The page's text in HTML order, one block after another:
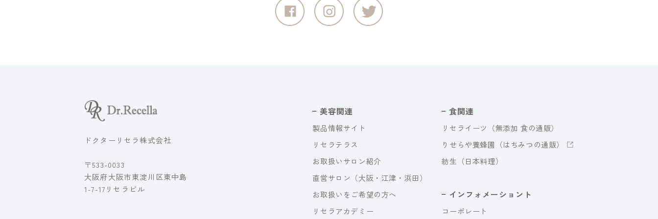
ドクターリセラ株式会社
〒533-0033
大阪府大阪市東淀川区東中島
1-7-17リセラビル
美容関連
製品情報サイト
リセラテラス
お取扱いサロン紹介
直営サロン（大阪・江津・浜田）
お取扱いをご希望の方へ
リセラアカデミー
食関連
リセライーツ（無添加 食の通販）
りせらや養蜂園（はちみつの通販）
紡生（日本料理）
インフォメーショント
コーポレート